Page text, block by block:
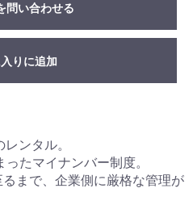
問い合わせる
りに追加
ンタル。
たマイナンバー制度。
まで、企業側に厳格な管理が